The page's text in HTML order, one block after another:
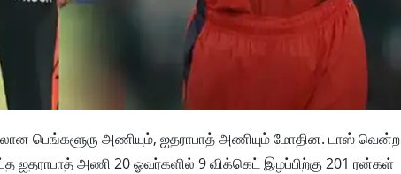
பெங்களூரு அணியும், ஐதராபாத் அணியும் மோதின. டாஸ் வென்ற
ஐதராபாத் அணி 20 ஓவர்களில் 9 விக்கெட் இழப்பிற்கு 201 ரன்கள்